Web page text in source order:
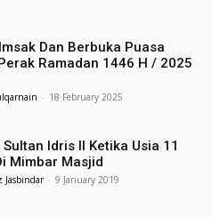
Dan Berbuka Puasa
Ramadan 1446 H / 2025
- 18 February 2025
Idris II Ketika Usia 11
Mimbar Masjid
Jasbindar - 9 January 2019